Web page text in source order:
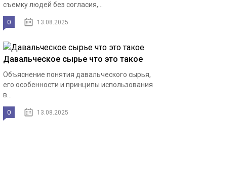
съемку людей без согласия,...
0 13.08.2025
Давальческое сырье что это такое
Объяснение понятия давальческого сырья,
его особенности и принципы использования
в...
0 13.08.2025